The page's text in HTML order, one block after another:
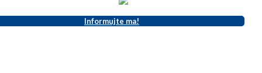
Informujte ma!